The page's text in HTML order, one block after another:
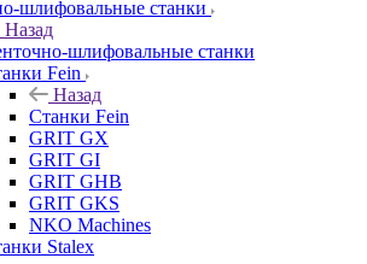
шлифовальные станки
Назад
шлифовальные станки
Fein
Назад
Станки Fein
GRIT GX
GRIT GI
GRIT GHB
GRIT GKS
NKO Machines
Stalex